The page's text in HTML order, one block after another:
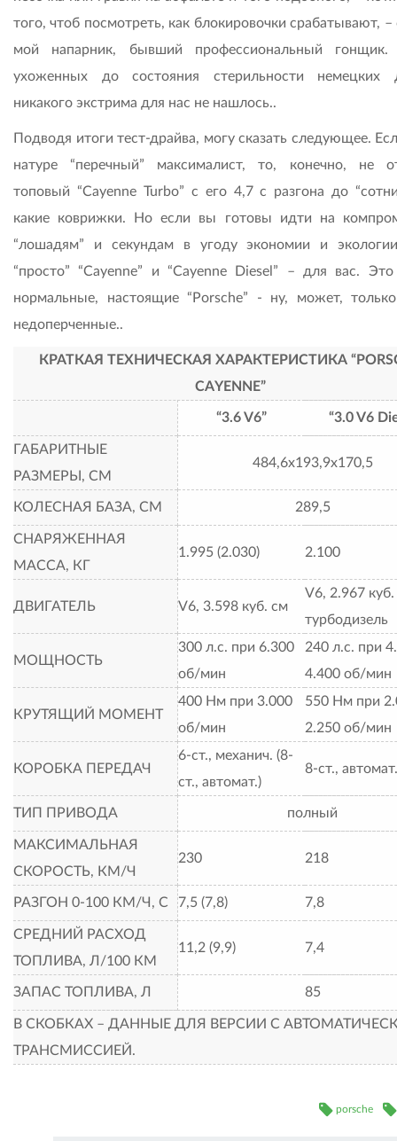
того, чтоб посмотреть, как блокировочки срабатывают, –
мой напарник, бывший профессиональный
ухоженных до состояния стерильности немецких
никакого экстрима для нас не нашлось..
Подводя итоги тест-драйва, могу сказать следующее.
натуре “перечный” максималист, то, конечно, не
топовый “Cayenne Turbo” с его 4,7 с разгона до
какие коврижки. Но если вы готовы идти на
“лошадям” и секундам в угоду экономии и
“просто” “Cayenne” и “Cayenne Diesel” – для вас.
нормальные, настоящие “Porsche” - ну, может, только
недоперченные..
КРАТКАЯ ТЕХНИЧЕСКАЯ ХАРАКТЕРИСТИКА
CAYENNE”
“3.6 V6” “3.0 V6
ГАБАРИТНЫЕ
РАЗМЕРЫ, СМ
484,6х193,9х170,5
КОЛЕСНАЯ БАЗА, СМ 289,5
СНАРЯЖЕННАЯ
МАССА, КГ
1.995 (2.030) 2.100
ДВИГАТЕЛЬ V6, 3.598 куб. см
V6, 2.967
турбодизель
МОЩНОСТЬ
300 л.с. при 6.300
об/мин
240 л.с. при
4.400 об/мин
КРУТЯЩИЙ МОМЕНТ
400 Нм при 3.000
об/мин
550 Нм при
2.250 об/мин
КОРОБКА ПЕРЕДАЧ
6-ст., механич. (8-
ст., автомат.)
8-ст., автомат.
ТИП ПРИВОДА полный
МАКСИМАЛЬНАЯ
СКОРОСТЬ, КМ/Ч
230 218
РАЗГОН 0-100 КМ/Ч, С 7,5 (7,8) 7,8
СРЕДНИЙ РАСХОД
ТОПЛИВА, Л/100 КМ
11,2 (9,9) 7,4
ЗАПАС ТОПЛИВА, Л 85
В СКОБКАХ – ДАННЫЕ ДЛЯ ВЕРСИИ С
ТРАНСМИССИЕЙ.
porsche